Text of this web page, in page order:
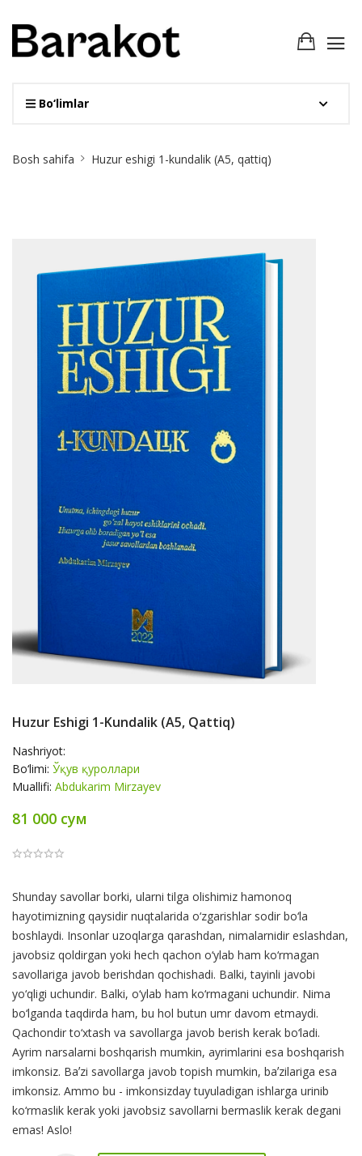
Bo‘limlar
Breadcrumb
Bosh sahifa Huzur eshigi 1-kundalik (А5, qattiq)
Huzur Eshigi 1-Kundalik (А5, Qattiq)
Nashriyot:
Bo‘limi: Ўқув қуроллари
Muallifi: Abdukarim Mirzayev
81 000 сум
Product
Summery
Shunday savollar borki, ularni tilga olishimiz hamonoq
hayotimizning qaysidir nuqtalarida o‘zgarishlar sodir bo‘la
boshlaydi. Insonlar uzoqlarga qarashdan, nimalarnidir eslashdan,
javobsiz qoldirgan yoki hech qachon o‘ylab ham ko‘rmagan
savollariga javob berishdan qochishadi. Balki, tayinli javobi
yo‘qligi uchundir. Balki, o‘ylab ham ko‘rmagani uchundir. Nima
bo‘lganda taqdirda ham, bu hol butun umr davom etmaydi.
Qachondir to‘xtash va savollarga javob berish kerak bo‘ladi.
Ayrim narsalarni boshqarish mumkin, ayrimlarini esa boshqarish
imkonsiz. Baʼzi savollarga javob topish mumkin, baʼzilariga esa
imkonsiz. Ammo bu - imkonsizday tuyuladigan ishlarga urinib
ko‘rmaslik kerak yoki javobsiz savollarni bermaslik kerak degani
emas! Aslo!